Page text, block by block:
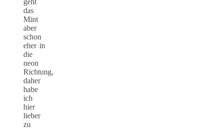
das
Mint
aber
schon
eher in
die
neon
Richtung,
daher
habe
ich
hier
lieber
zu